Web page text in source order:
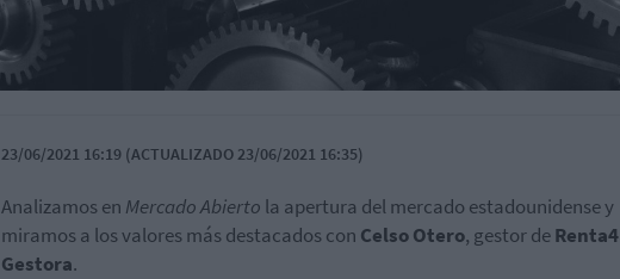
23/06/2021 16:19 (ACTUALIZADO 23/06/2021 16:35)
Analizamos en Mercado Abierto la apertura del mercado estadounidense y
miramos a los valores más destacados con Celso Otero, gestor deRenta4
Gestora.